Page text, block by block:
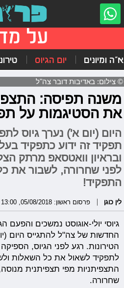
על
ומיונים יום הגיוס
© צילום: באדיבות דובר צה"ל
משנה תפיסה:
את הסטיגמות על
היום (יום א') נערך גיוס
תפקיד זה ידוע כתפקיד
ובראיון וואטסאפ מרתק
לפני שחרורה, לשבור את
התפקיד!
לין כוגן פרסום ראשון: 05/08/2018, 13:00
גיוסי יולי-אוגוסט נמשכים והפעם
החדשות של צה"ל להתגייס היום
הטירונות. רגע לפני הגיוס,
לתפקיד לשאול את כל השאלות
התצפיתניות מפי תצפיתנית
שחרורה.